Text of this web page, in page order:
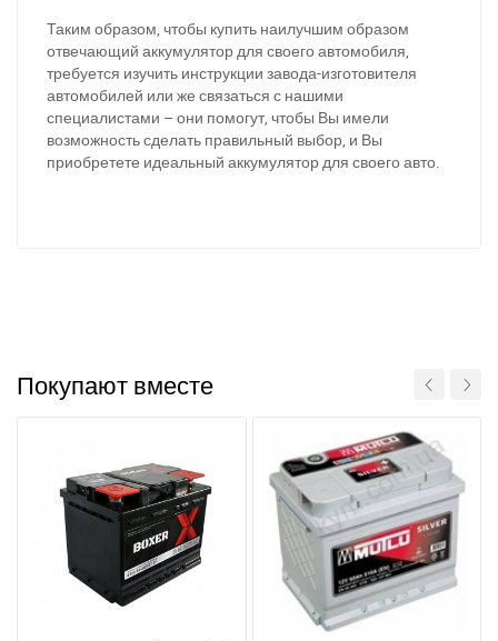
Таким образом, чтобы купить наилучшим образом
отвечающий аккумулятор для своего автомобиля,
требуется изучить инструкции завода-изготовителя
автомобилей или же связаться с нашими
специалистами – они помогут, чтобы Вы имели
возможность сделать правильный выбор, и Вы
приобретете идеальный аккумулятор для своего авто.
Покупают вместе